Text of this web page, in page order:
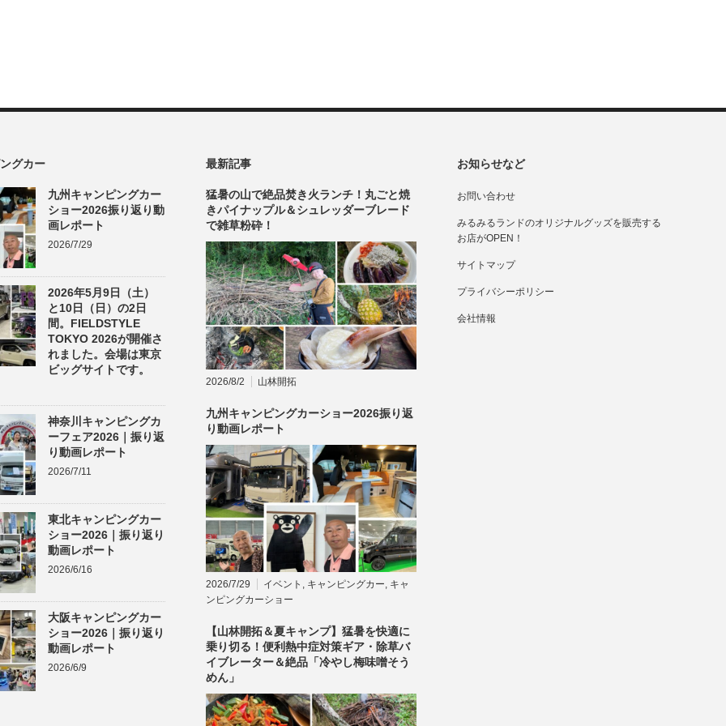
グカー
九州キャンピングカー
ショー2026振り返り動
画レポート
2026/7/29
2026年5月9日（土）
と10日（日）の2日
間。FIELDSTYLE
TOKYO 2026が開催さ
れました。会場は東京
ビッグサイトです。
神奈川キャンピングカ
ーフェア2026｜振り返
り動画レポート
2026/7/11
東北キャンピングカー
ショー2026｜振り返り
動画レポート
2026/6/16
大阪キャンピングカー
ショー2026｜振り返り
動画レポート
2026/6/9
最新記事
猛暑の山で絶品焚き火ランチ！丸ごと焼
きパイナップル＆シュレッダーブレード
で雑草粉砕！
2026/8/2 山林開拓
九州キャンピングカーショー2026振り返
り動画レポート
2026/7/29 イベント , キャンピングカー, キャ
ンピングカーショー
【山林開拓＆夏キャンプ】猛暑を快適に
乗り切る！便利熱中症対策ギア・除草バ
イブレーター＆絶品「冷やし梅味噌そう
めん」
お知らせなど
お問い合わせ
みるみるランドのオリジナルグッズを販売する
お店がOPEN！
サイトマップ
プライバシーポリシー
会社情報